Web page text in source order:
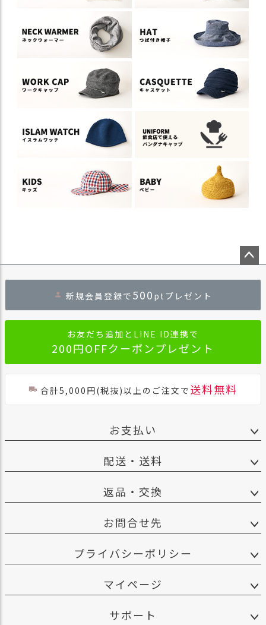
ジト
へ
新規会員登録で 500 ptプレゼント
お友だち追加とLINE ID連携で
200円OFFクーポンプレゼント
合計5,000円(税抜)以上のご注文で 送料無料
お支払い
配送・送料
返品・交換
お問合せ先
プライバシーポリシー
マイページ
サポート